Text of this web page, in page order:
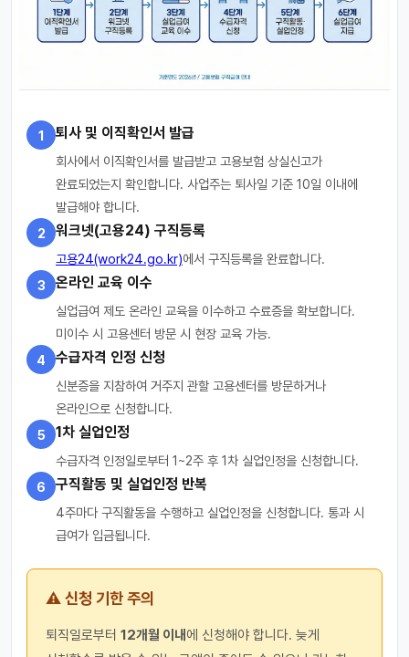
1 퇴사 및 이직확인서 발급
회사에서 이직확인서를 발급받고 고용보험 상실신고가
완료되었는지 확인합니다. 사업주는 퇴사일 기준 10일 이내에
발급해야 합니다.
2
워크넷(고용24) 구직등록
고용24(work24.go.kr)에서 구직등록을 완료합니다.
3
온라인 교육 이수
실업급여 제도 온라인 교육을 이수하고 수료증을 확보합니다.
미이수 시 고용센터 방문 시 현장 교육 가능.
4
수급자격 인정 신청
신분증을 지참하여 거주지 관할 고용센터를 방문하거나
온라인으로 신청합니다.
5
1차 실업인정
수급자격 인정일로부터 1~2주 후 1차 실업인정을 신청합니다.
6
구직활동 및 실업인정 반복
4주마다 구직활동을 수행하고 실업인정을 신청합니다. 통과 시
급여가 입금됩니다.
⚠️ 신청 기한 주의
퇴직일로부터 12개월 이내 에 신청해야 합니다. 늦게